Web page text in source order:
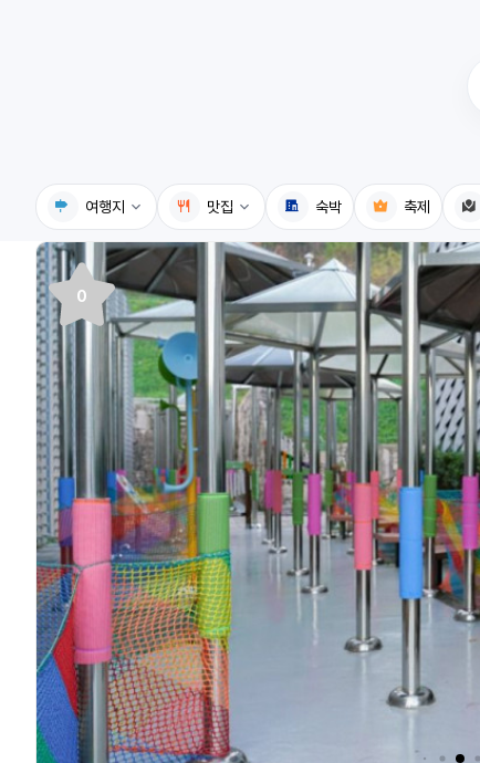
여행지
국내여행지
휴게소
전기충전소
식물도감
맛집
국내맛집
고수의레시피
음식용어사전
숙박 축제
0